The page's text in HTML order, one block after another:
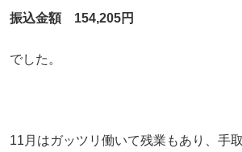
振込金額 154,205円
でした。
11月はガッツリ働いて残業もあり、手